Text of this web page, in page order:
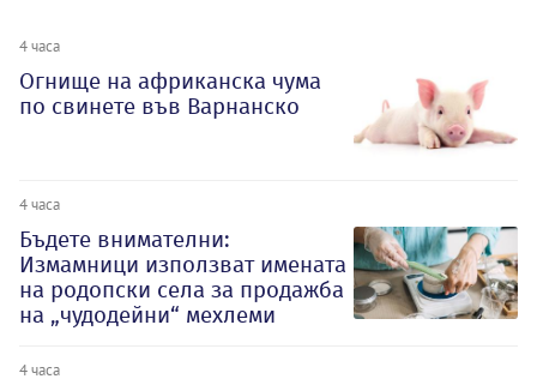
4 часа
Огнище на африканска чума
по свинете във Варнанско
4 часа
Бъдете внимателни:
Измамници използват имената
на родопски села за продажба
на „чудодейни“ мехлеми
4 часа